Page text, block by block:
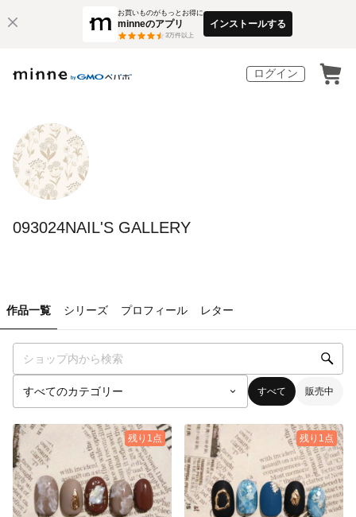
お買いものがもっとお得に
minneのアプリ
3万件以上
インストールする
ログイン
093024NAIL'S GALLERY
作品一覧 シリーズ プロフィール レター
すべて 販売中
残り1点 残り1点